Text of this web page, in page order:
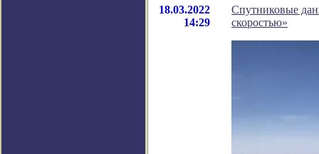
18.03.2022
14:29
Спутниковые
скоростью»